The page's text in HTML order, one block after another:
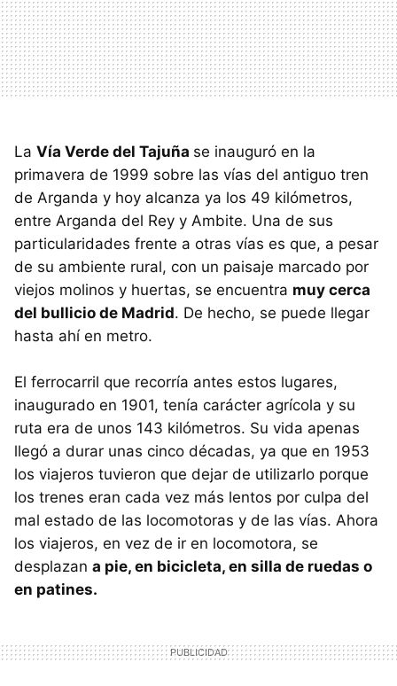
La Vía Verde del Tajuña se inauguró en la
primavera de 1999 sobre las vías del antiguo tren
de Arganda y hoy alcanza ya los 49 kilómetros,
entre Arganda del Rey y Ambite. Una de sus
particularidades frente a otras vías es que, a pesar
de su ambiente rural, con un paisaje marcado por
viejos molinos y huertas, se encuentra muy cerca
del bullicio de Madrid. De hecho, se puede llegar
hasta ahí en metro.
El ferrocarril que recorría antes estos lugares,
inaugurado en 1901, tenía carácter agrícola y su
ruta era de unos 143 kilómetros. Su vida apenas
llegó a durar unas cinco décadas, ya que en 1953
los viajeros tuvieron que dejar de utilizarlo porque
los trenes eran cada vez más lentos por culpa del
mal estado de las locomotoras y de las vías. Ahora
los viajeros, en vez de ir en locomotora, se
desplazan a pie, en bicicleta, en silla de ruedas o
en patines.